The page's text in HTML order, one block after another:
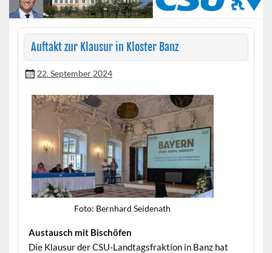
Auftakt zur Klausur in Kloster Banz
22. September 2024
Foto: Bern­hard Seidenath
Aus­tausch mit Bischöfen
Die Klausur der CSU-Land­tags­frak­tion in Banz hat